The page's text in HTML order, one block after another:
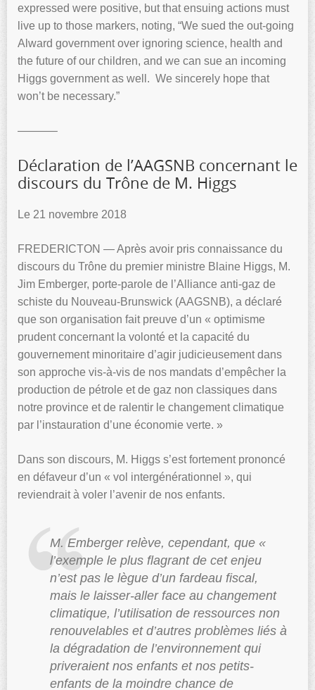
expressed were positive, but that ensuing actions must
live up to those markers, noting, “We sued the out-going
Alward government over ignoring science, health and
the future of our children, and we can sue an incoming
Higgs government as well. We sincerely hope that
won’t be necessary.”
———–
Déclaration de l’AAGSNB concernant le
discours du Trône de M. Higgs
Le 21 novembre 2018
FREDERICTON — Après avoir pris connaissance du
discours du Trône du premier ministre Blaine Higgs, M.
Jim Emberger, porte-parole de l’Alliance anti-gaz de
schiste du Nouveau-Brunswick (AAGSNB), a déclaré
que son organisation fait preuve d’un « optimisme
prudent concernant la volonté et la capacité du
gouvernement minoritaire d’agir judicieusement dans
son approche vis-à-vis de nos mandats d’empêcher la
production de pétrole et de gaz non classiques dans
notre province et de ralentir le changement climatique
par l’instauration d’une économie verte. »
Dans son discours, M. Higgs s’est fortement prononcé
en défaveur d’un « vol intergénérationnel », qui
reviendrait à voler l’avenir de nos enfants.
M. Emberger relève, cependant, que «
l’exemple le plus flagrant de cet enjeu
n’est pas le lègue d’un fardeau fiscal,
mais le laisser-aller face au changement
climatique, l’utilisation de ressources non
renouvelables et d’autres problèmes liés à
la dégradation de l’environnement qui
priveraient nos enfants et nos petits-
enfants de la moindre chance de